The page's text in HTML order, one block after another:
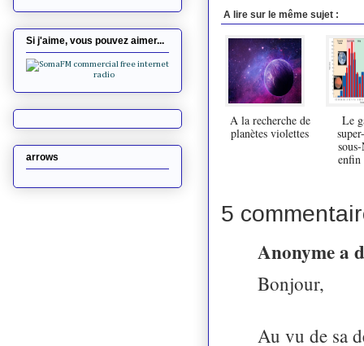
A lire sur le même sujet :
A la recherche de
planètes violettes
Le
enfin
5
Anonyme a
Bonjour,
Au vu de sa
Si j'aime, vous pouvez aimer...
arrows